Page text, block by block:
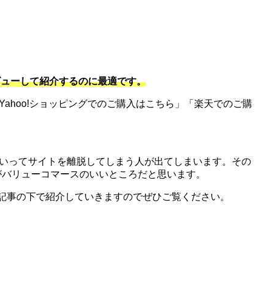
ーして紹介するのに最適です。
ショッピングでのご購入はこちら」「楽天でのご購
ってサイトを離脱してしまう人が出てしまいます。その
リューコマースのいいところだと思います。
の下で紹介していきますのでぜひご覧ください。